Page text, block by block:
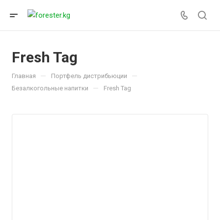
Fresh Tag
Главная — Портфель дистрибьюции —
Безалкогольные напитки — Fresh Tag